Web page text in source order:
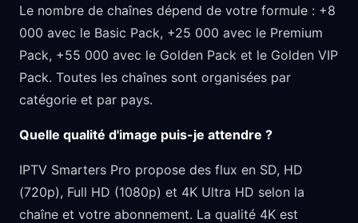
Le nombre de chaînes dépend de votre formule : +8
000 avec le Basic Pack, +25 000 avec le Premium
Pack, +55 000 avec le Golden Pack et le Golden VIP
Pack. Toutes les chaînes sont organisées par
catégorie et par pays.
Quelle qualité d'image puis-je attendre ?
IPTV Smarters Pro propose des flux en SD, HD
(720p), Full HD (1080p) et 4K Ultra HD selon la
chaîne et votre abonnement. La qualité 4K est